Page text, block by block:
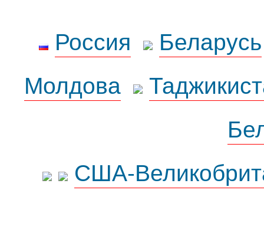
Россия
Беларусь
Молдова
США-